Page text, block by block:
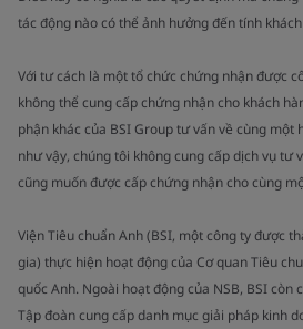
tác động nào có thể ảnh hưởng đến tính
Với tư cách là một tổ chức chứng nhận được
không thể cung cấp chứng nhận cho khách
phận khác của BSI Group tư vấn về cùng một
như vậy, chúng tôi không cung cấp dịch vụ tư
cũng muốn được cấp chứng nhận cho cùng
Viện Tiêu chuẩn Anh (BSI, một công ty được
gia) thực hiện hoạt động của Cơ quan Tiêu
quốc Anh. Ngoài hoạt động của NSB, BSI còn
Tập đoàn cung cấp danh mục giải pháp kinh